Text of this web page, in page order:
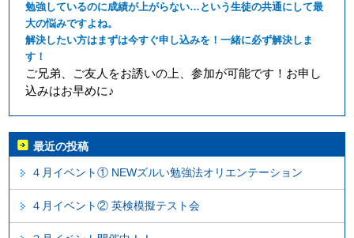
勉強しているのに成績が上がらない…という生徒の共通にして最
大の悩みですよね。
解決したい方はまずは今すぐ申し込みを！一緒に必ず解決しま
す！
ご兄弟、ご友人をお誘いの上、参加が可能です！お申し
込みはお早めに♪
最近の投稿
４月イベント① NEWズルい勉強法オリエンテーション
４月イベント② 英検模擬テスト会